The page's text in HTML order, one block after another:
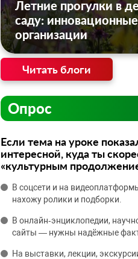
Летние прогулки в
саду:
организации
Читать блоги
Опрос
Если тема на уроке
интересной, куда ты
«культурным
В соцсети и на
нахожу ролики и подборки.
В онлайн‑энциклопедии,
сайты — нужны надёжные
На выставки, лекции,